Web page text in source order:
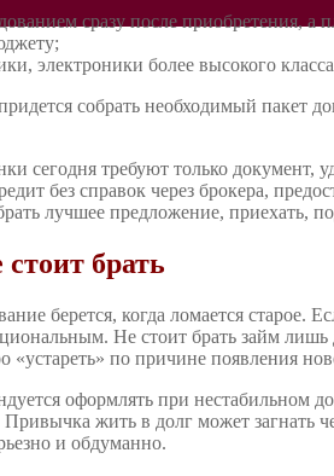
сразу после приобретения, а
электроники более высокого
собрать необходимый пакет
сегодня требуют только документ,
без справок через брокера,
лучшее предложение, приехать,
брать
берется, когда ломается
Не стоит брать займ
по причине появления
оформлять при нестабильном
жить в долг может загнать
и обдуманно.